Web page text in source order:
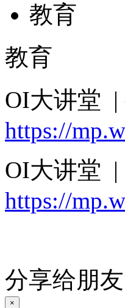
教育
教育
OI大讲堂 |
https://
OI大讲堂 |
https://
分享给朋友
×